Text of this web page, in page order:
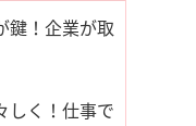
鍵！企業が取
しく！仕事で